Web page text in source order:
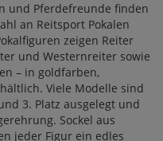
und Pferdefreunde finden
an Reitsport Pokalen
zeigen Reiter
und Westernreiter sowie
– in goldfarben,
Viele Modelle sind
3. Platz ausgelegt und
Sockel aus
jeder Figur ein edles